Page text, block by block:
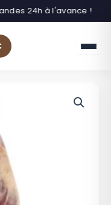
24h à l'avance !